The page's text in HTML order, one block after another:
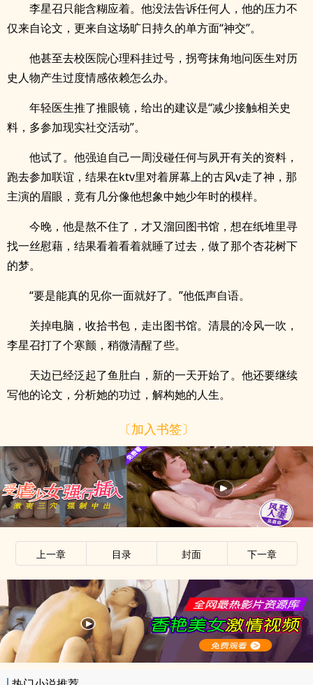
李星召只能含糊应着。他没法告诉任何人，他的压力不
仅来自论文，更来自这场旷日持久的单方面“神交”。
他甚至去校医院心理科挂过号，拐弯抹角地问医生对历
史人物产生过度情感依赖怎么办。
年轻医生推了推眼镜，给出的建议是“减少接触相关史
料，多参加现实社交活动”。
他试了。他强迫自己一周没碰任何与夙开有关的资料，
跑去参加联谊，结果在ktv里对着屏幕上的古风v走了神，那
主演的眉眼，竟有几分像他想象中她少年时的模样。
今晚，他是熬不住了，才又溜回图书馆，想在纸堆里寻
找一丝慰藉，结果看着看着就睡了过去，做了那个杏花树下
的梦。
“要是能真的见你一面就好了。”他低声自语。
关掉电脑，收拾书包，走出图书馆。清晨的冷风一吹，
李星召打了个寒颤，稍微清醒了些。
天边已经泛起了鱼肚白，新的一天开始了。他还要继续
写他的论文，分析她的功过，解构她的人生。
〔加入书签〕
上一章 目录 封面 下一章